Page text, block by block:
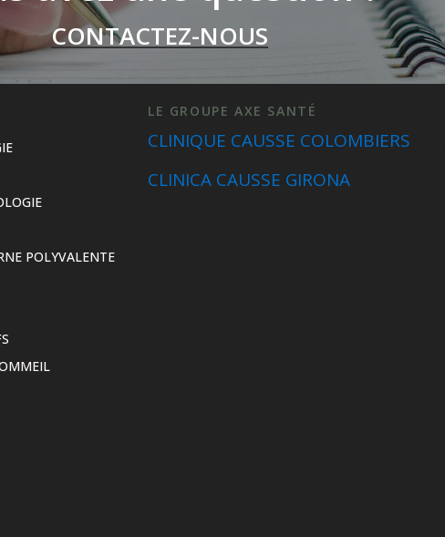
CONTACTEZ-NOUS
POLYVALENTE
LE GROUPE AXE SANTÉ
CLINIQUE CAUSSE COLOMBIERS
CLINICA CAUSSE GIRONA